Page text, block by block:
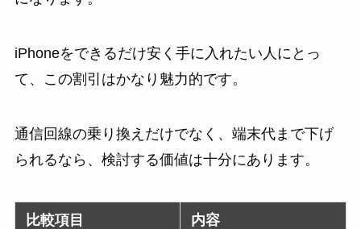
iPhoneをできるだけ安く手に入れたい人にとっ
て、この割引はかなり魅力的です。
通信回線の乗り換えだけでなく、端末代まで下げ
られるなら、検討する価値は十分にあります。
比較項目 内容